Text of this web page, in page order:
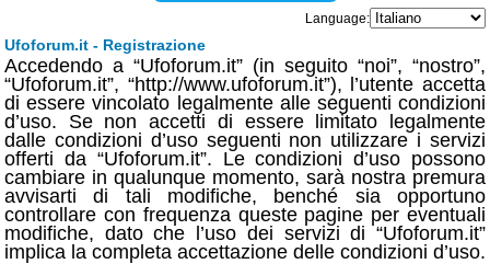
Language:
Ufoforum.it - Registrazione
Accedendo a “Ufoforum.it” (in seguito “noi”, “nostro”,
“Ufoforum.it”, “http://www.ufoforum.it”), l’utente accetta
di essere vincolato legalmente alle seguenti condizioni
d’uso. Se non accetti di essere limitato legalmente
dalle condizioni d’uso seguenti non utilizzare i servizi
offerti da “Ufoforum.it”. Le condizioni d’uso possono
cambiare in qualunque momento, sarà nostra premura
avvisarti di tali modifiche, benché sia opportuno
controllare con frequenza queste pagine per eventuali
modifiche, dato che l’uso dei servizi di “Ufoforum.it”
implica la completa accettazione delle condizioni d’uso.